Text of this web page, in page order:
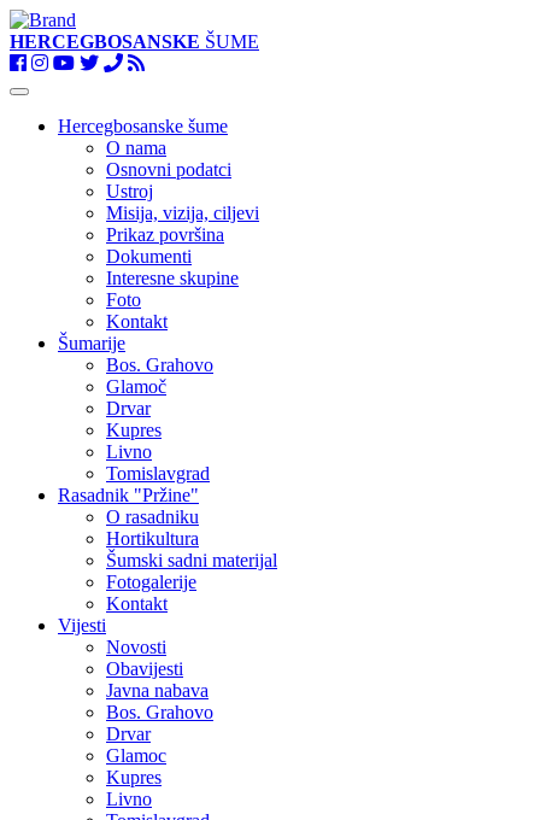
HERCEGBOSANSKE ŠUME
Toggle
navigationHercegbosanske šume
O nama
Osnovni podatci
Ustroj
Misija, vizija, ciljevi
Prikaz površina
Dokumenti
Interesne skupine
Foto
Kontakt
Šumarije
Bos. Grahovo
Glamoč
Drvar
Kupres
Livno
Tomislavgrad
Rasadnik "Pržine"
O rasadniku
Hortikultura
Šumski sadni materijal
Fotogalerije
Kontakt
Vijesti
Novosti
Obavijesti
Javna nabava
Bos. Grahovo
Drvar
Glamoc
Kupres
Livno